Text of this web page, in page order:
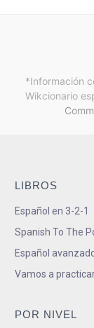
*Información
Wikcionario
LIBROS
Español en 3-2-1
Spanish To The
Español
Vamos a
POR NIVEL